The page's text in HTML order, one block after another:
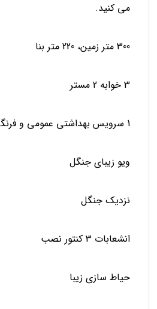
می کنید.
300 متر زمین، 220 متر بنا
3 خوابه 2 مستر
1 سرویس بهداشتی عمومی و فرنگی
ویو زیبای جنگل
نزدیک جنگل
انشعابات 3 کنتور نصب
حیاط سازی زیبا